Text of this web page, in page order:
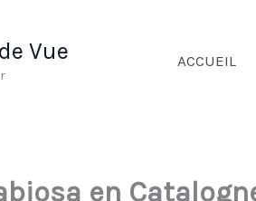
Vue ACCUEIL
en